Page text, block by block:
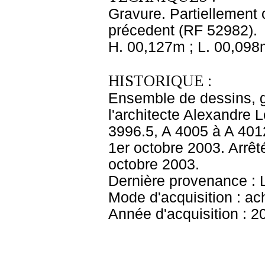
Gravure. Partiellement
précedent (RF 52982).
H. 00,127m ; L.
HISTORIQUE :
Ensemble de dessins,
l'architecte Alexandre
3996.5, A 4005 à A
1er octobre 2003.
octobre 2003.
Dernière provenance :
Mode d'acquisition :
Année d'acquisition :